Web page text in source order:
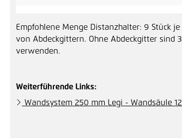
Empfohlene Menge Distanzhalter: 9 Stück
von Abdeckgittern. Ohne Abdeckgitter sind
verwenden.
Weiterführende Links:
Wandsystem 250 mm Legi - Wandsäule